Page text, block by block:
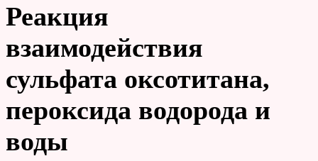
Реакция
взаимодействия
сульфата оксотитана,
пероксида водорода и
воды